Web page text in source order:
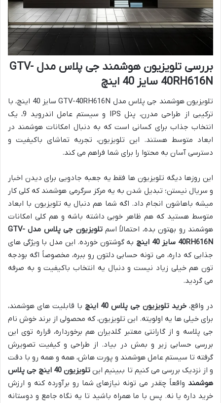
بررسی تلویزیون هوشمند جی پلاس مدل GTV-
40RH616N سایز 40 اینچ
تلویزیون هوشمند جی پلاس مدل GTV-40RH616N سایز 40 اینچ، با
ترکیبی از طراحی مدرن، پنل IPS و سیستم عامل اندروید 9، یک
انتخاب جذاب برای کسانی است که به دنبال امکانات هوشمند در
ابعاد متوسط هستند. این تلویزیون، تجربه تماشای باکیفیت و
دسترسی آسان به محتوا را برای شما فراهم می کند.
این روزها دیگه تلویزیون ها فقط یه جعبه جادویی برای دیدن اخبار
و سریال نیستن؛ تبدیل شدن به یه مرکز سرگرمی هوشمند که کلی کار
میشه باهاشون انجام داد. اگه شما هم دنبال یه تلویزیون با ابعاد
متوسط هستید که هم ظاهر خوبی داشته باشه و هم کلی امکانات
هوشمند رو بهتون بده، احتمالاً اسم
تلویزیون جی پلاس مدل GTV-
40RH616N سایز 40 اینچ
به گوشتون خورده. این مدل با ویژگی های
جذابی که داره، می تونه حسابی دلتون رو ببره، مخصوصاً اگه بودجه
تون هم خیلی زیاد نیست و دنبال یه انتخاب باکیفیت و به صرفه
می گردید.
در واقع، خرید تلویزیون جی پلاس 40 اینچ
با قابلیت های هوشمند،
برای خیلی ها یه اولویته. این تلویزیون، که محصولی از برند خوش نام
جی پلاسه و از گارانتی معتبر گلدیران هم برخورداره، قراره توی این
بررسی حسابی زیر و بمش در بیاد. از طراحی و کیفیت تصویرش
گرفته تا سیستم عامل هوشمند و پورت هاش، همه و همه رو با دقت
و از نزدیک بررسی می کنیم تا ببینیم این
تلویزیون 40 اینچ جی پلاس
هوشمند واقعاً چقدر می تونه نیازهای شما رو برآورده کنه و ارزش
خرید داره یا نه. پس با ما همراه باشید تا یه نگاه جامع و دوستانه